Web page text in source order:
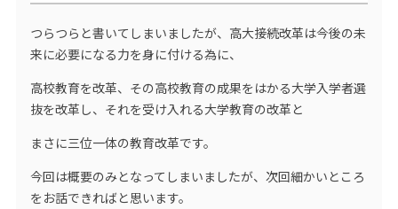
つらつらと書いてしまいましたが、高大接続改革は今後の未
来に必要になる力を身に付ける為に、
高校教育を改革、その高校教育の成果をはかる大学入学者選
抜を改革し、それを受け入れる大学教育の改革と
まさに三位一体の教育改革です。
今回は概要のみとなってしまいましたが、次回細かいところ
をお話できればと思います。